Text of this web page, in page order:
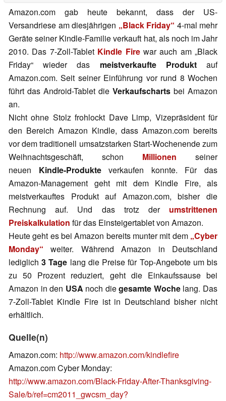
Amazon.com gab heute bekannt, dass der US-
Versandriese am diesjährigen „Black Friday“ 4-mal mehr
Geräte seiner Kindle-Familie verkauft hat, als noch im Jahr
2010. Das 7-Zoll-Tablet Kindle Firewar auch am „Black
Friday“ wieder das meistverkaufte Produktauf
Amazon.com. Seit seiner Einführung vor rund 8 Wochen
führt das Android-Tablet die Verkaufscharts bei Amazon
an.
Nicht ohne Stolz frohlockt Dave Limp, Vizepräsident für
den Bereich Amazon Kindle, dass Amazon.com bereits
vor dem traditionell umsatzstarken Start-Wochenende zum
Weihnachtsgeschäft, schon Millionen seiner
neuen Kindle-Produkteverkaufen konnte. Für das
Amazon-Management geht mit dem Kindle Fire, als
meistverkauftes Produkt auf Amazon.com, bisher die
Rechnung auf. Und das trotz der umstrittenen
Preiskalkulation für das Einsteigertablet von Amazon.
Heute geht es bei Amazon bereits munter mit dem „Cyber
Monday“ weiter. Während Amazon in Deutschland
lediglich3 Tage lang die Preise für Top-Angebote um bis
zu 50 Prozent reduziert, geht die Einkaufssause bei
Amazon in den USA noch diegesamte Wochelang. Das
7-Zoll-Tablet Kindle Fire ist in Deutschland bisher nicht
erhältlich.
Quelle(n)
Amazon.com: http://www.amazon.com/kindlefire
Amazon.com Cyber Monday:
http://www.amazon.com/Black-Friday-After-Thanksgiving-
Sale/b/ref=cm2011_gwcsm_day?